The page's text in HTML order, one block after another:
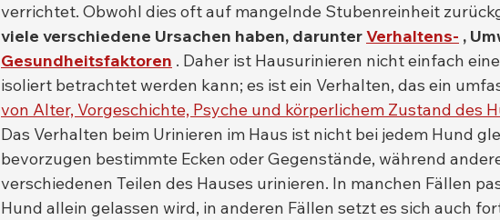
verrichtet. Obwohl dies oft auf mangelnde Stubenreinheit
viele verschiedene Ursachen haben, darunterVerhaltens- ,
Gesundheitsfaktoren . Daher ist Hausurinieren nicht einfach
isoliert betrachtet werden kann; es ist ein Verhalten, das ein
von Alter, Vorgeschichte, Psyche und körperlichem Zustand des
Das Verhalten beim Urinieren im Haus ist nicht bei jedem Hund
bevorzugen bestimmte Ecken oder Gegenstände, während
verschiedenen Teilen des Hauses urinieren. In manchen Fällen
Hund allein gelassen wird, in anderen Fällen setzt es sich auch